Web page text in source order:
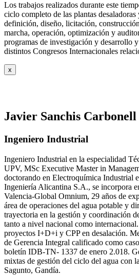
Los trabajos realizados durante este
ciclo completo de las plantas
definición, diseño, licitación,
marcha, operación, optimización y
programas de investigación y desarrollo
distintos Congresos Internacionales
x
Javier Sanchis Carbonell
Ingeniero Industrial
Ingeniero Industrial en la especialidad
UPV, MSc Executive Master in
doctorando en Electroquímica Industrial
Ingeniería Alicantina S.A., se incorpora
Valencia-Global Omnium, 29 años de
área de operaciones del agua potable y
trayectoria en la gestión y coordinación
tanto a nivel nacional como
proyectos I+D+i y CPP en desalación.
de Gerencia Integral calificado como
boletín IDB-TN- 1337 de enero 2.018.
mixtas de gestión del ciclo del agua con
Sagunto, Gandía.